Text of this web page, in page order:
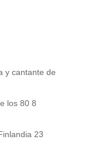
y cantante de
los 80 8
23